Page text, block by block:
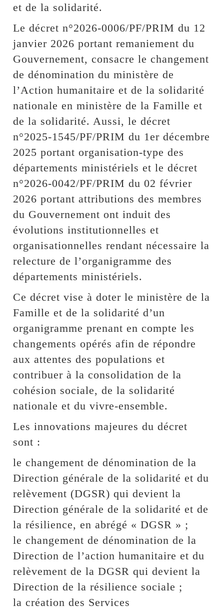
et de la solidarité.
Le décret n°2026-0006/PF/PRIM du 12
janvier 2026 portant remaniement du
Gouvernement, consacre le changement
de dénomination du ministère de
l’Action humanitaire et de la solidarité
nationale en ministère de la Famille et
de la solidarité. Aussi, le décret
n°2025-1545/PF/PRIM du 1er décembre
2025 portant organisation-type des
départements ministériels et le décret
n°2026-0042/PF/PRIM du 02 février
2026 portant attributions des membres
du Gouvernement ont induit des
évolutions institutionnelles et
organisationnelles rendant nécessaire la
relecture de l’organigramme des
départements ministériels.
Ce décret vise à doter le ministère de la
Famille et de la solidarité d’un
organigramme prenant en compte les
changements opérés afin de répondre
aux attentes des populations et
contribuer à la consolidation de la
cohésion sociale, de la solidarité
nationale et du vivre-ensemble.
Les innovations majeures du décret
sont :
le changement de dénomination de la
Direction générale de la solidarité et du
relèvement (DGSR) qui devient la
Direction générale de la solidarité et de
la résilience, en abrégé « DGSR » ;
le changement de dénomination de la
Direction de l’action humanitaire et du
relèvement de la DGSR qui devient la
Direction de la résilience sociale ;
la création des Services